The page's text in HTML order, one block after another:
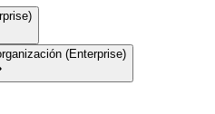
(Enterprise)